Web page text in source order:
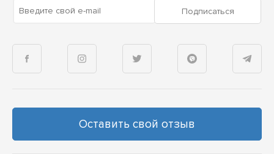
Введите свой e-mail Подписаться
Оставить свой отзыв